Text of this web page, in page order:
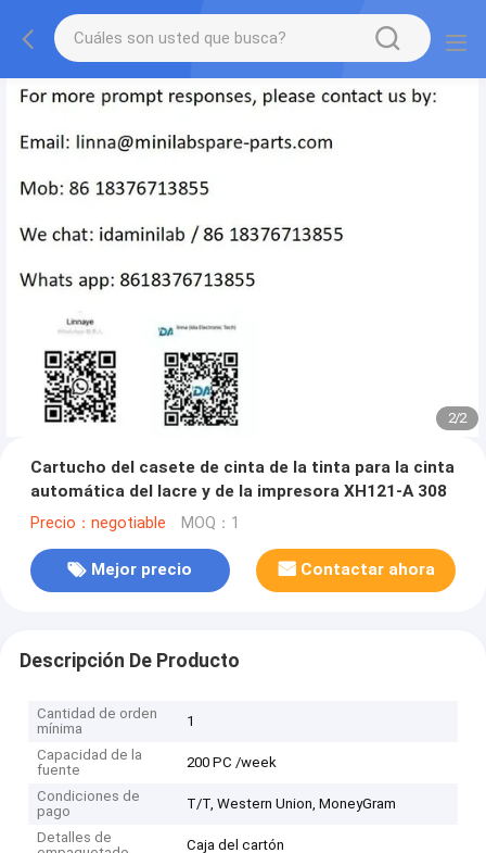
2/2
Cartucho del casete de cinta de la tinta para la cinta
automática del lacre y de la impresora XH121-A 308
Precio：negotiable MOQ：1
Mejor precio Contactar ahora
Descripción De Producto
Cantidad de orden
mínima
1
Capacidad de la
fuente
200 PC /week
Condiciones de
pago
T/T, Western Union, MoneyGram
Detalles de
Caja del cartón